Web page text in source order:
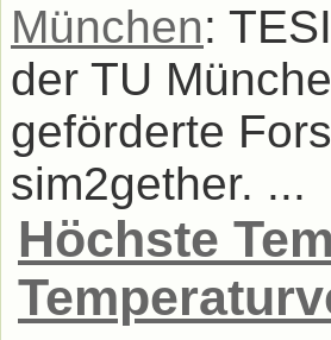
München:
der TU
geförderte
sim2gether. ...
Höchste